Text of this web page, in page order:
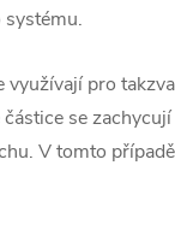
systému.
využívají pro
se
V tomto